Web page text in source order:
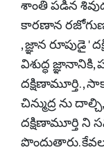
శాంతి పడిన
కారణాన
, జ్ఞాన రూపుడై '
విశుద్ధ జ్ఞానానికి,
దక్షిణామూర్తి. ,
చిన్ముద్ర ను
దక్షిణామూర్తి ని
పొందుతారు.